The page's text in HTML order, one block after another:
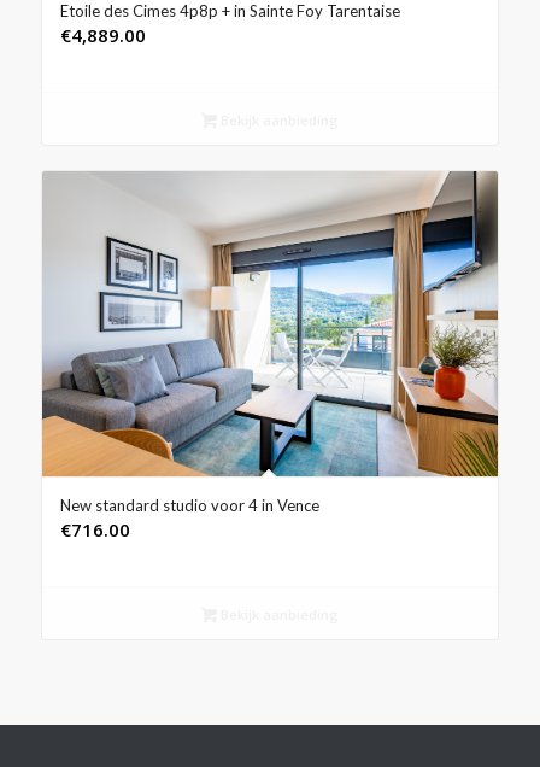
Etoile des Cimes 4p8p + in Sainte Foy Tarentaise
€4,889.00
New standard studio voor 4 in Vence
€716.00